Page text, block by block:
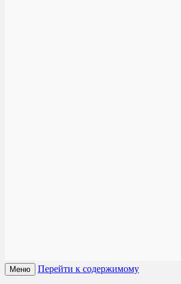
Меню Перейти к содержимому